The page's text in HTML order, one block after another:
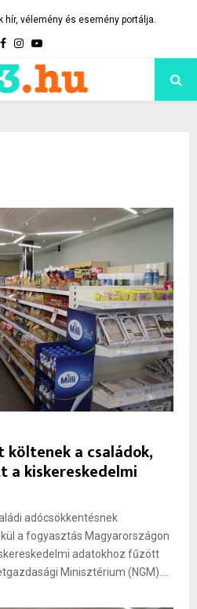
hír, vélemény és esemény portálja.
Facebook
Instagram
Youtube
költenek a családok,
a kiskereskedelmi
adócsökkentésnek
a fogyasztás Magyarországon
adatokhoz fűzött
Minisztérium (NGM)....